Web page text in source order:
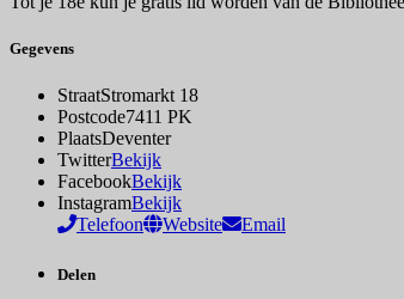
Gegevens
StraatStromarkt 18
Postcode7411 PK
PlaatsDeventer
TwitterBekijk
FacebookBekijk
InstagramBekijk
Telefoon
Website Email
Delen